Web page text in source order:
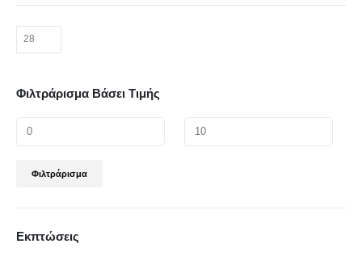
Φιλτράρισμα Βάσει Τιμής
Φιλτράρισμα
Εκπτώσεις